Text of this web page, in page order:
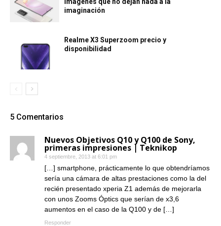
imaginación
Realme X3 Superzoom precio y
disponibilidad
5 Comentarios
Nuevos Objetivos Q10 y Q100 de Sony,
primeras impresiones | Teknikop
4 septiembre, 2013 at 6:01 pm
[…] smartphone, prácticamente lo que obtendríamos
sería una cámara de altas prestaciones como la del
recién presentado xperia Z1 además de mejorarla
con unos Zooms Óptics que serían de x3,6
aumentos en el caso de la Q100 y de […]
Responder